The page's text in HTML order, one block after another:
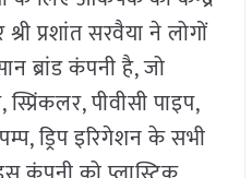
प्रशांत सरवैया ने लोगों
ब्रांड कंपनी है, जो
पीवीसी पाइप,
ड्रिप इरिगेशन के सभी